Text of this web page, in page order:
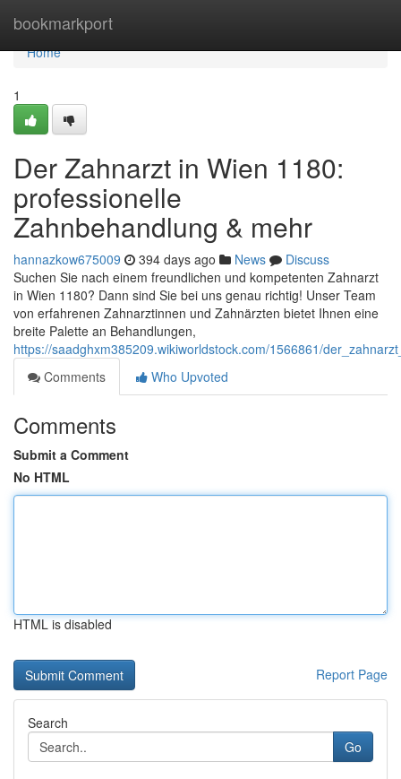
bookmarkport
Home
Home
1
Der Zahnarzt in Wien 1180:
professionelle
Zahnbehandlung & mehr
hannazkow675009 394 days ago News
Discuss
Suchen Sie nach einem freundlichen und kompetenten Zahnarzt
in Wien 1180? Dann sind Sie bei uns genau richtig! Unser Team
von erfahrenen Zahnarztinnen und Zahnärzten bietet Ihnen eine
breite Palette an Behandlungen,
https://saadghxm385209.wikiworldstock.com/1566861/
Comments
Who Upvoted
Comments
Submit a Comment
No HTML
HTML is disabled
Report Page
Search
Go